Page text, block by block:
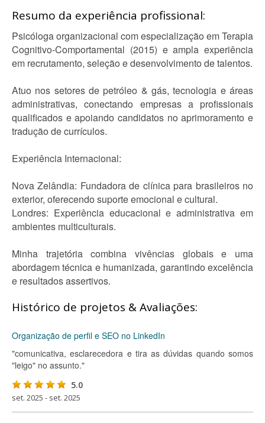
Resumo da experiência profissional:
Psicóloga organizacional com especialização em Terapia
Cognitivo-Comportamental (2015) e ampla experiência
em recrutamento, seleção e desenvolvimento de talentos.
Atuo nos setores de petróleo & gás, tecnologia e áreas
administrativas, conectando empresas a profissionais
qualificados e apoiando candidatos no aprimoramento e
tradução de currículos.
Experiência Internacional:
Nova Zelândia: Fundadora de clínica para brasileiros no
exterior, oferecendo suporte emocional e cultural.
Londres: Experiência educacional e administrativa em
ambientes multiculturais.
Minha trajetória combina vivências globais e uma
abordagem técnica e humanizada, garantindo excelência
e resultados assertivos.
Histórico de projetos & Avaliações:
Organização de perfil e SEO no LinkedIn
"comunicativa, esclarecedora e tira as dúvidas quando somos
"leigo" no assunto."
5.0
set. 2025 - set. 2025